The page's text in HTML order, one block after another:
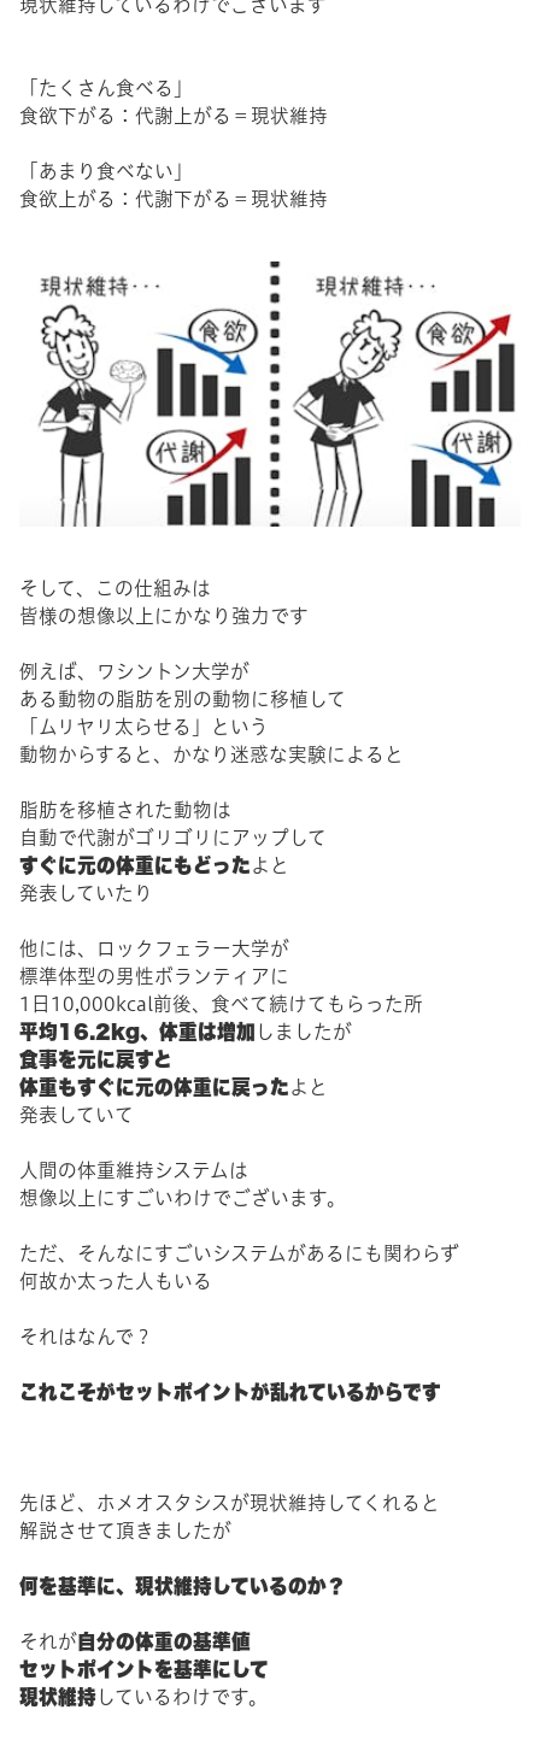
「たくさん食べる」
食欲下がる：代謝上がる＝現状維持
「あまり食べない」
食欲上がる：代謝下がる＝現状維持
そして、この仕組みは
皆様の想像以上にかなり強力です
例えば、ワシントン大学が
ある動物の脂肪を別の動物に移植して
「ムリヤリ太らせる」という
動物からすると、かなり迷惑な実験によると
脂肪を移植された動物は
自動で代謝がゴリゴリにアップして
すぐに元の体重にもどったよと
発表していたり
他には、ロックフェラー大学が
標準体型の男性ボランティアに
1日10,000kcal前後、食べて続けてもらった所
平均16.2kg、体重は増加 しましたが
食事を元に戻すと
体重もすぐに元の体重に戻ったよと
発表していて
人間の体重維持システムは
想像以上にすごいわけでございます。
ただ、そんなにすごいシステムがあるにも関わらず
何故か太った人もいる
それはなんで？
これこそがセットポイントが乱れているからです
先ほど、ホメオスタシスが現状維持してくれると
解説させて頂きましたが
何を基準に、現状維持しているのか？
それが自分の体重の基準値
セットポイントを基準にして
現状維持しているわけです。